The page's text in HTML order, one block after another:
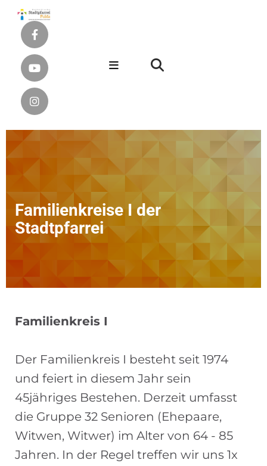
Familienkreise I der
Stadtpfarrei
Familienkreis I
Der Familienkreis I besteht seit 1974
und feiert in diesem Jahr sein
45jähriges Bestehen. Derzeit umfasst
die Gruppe 32 Senioren (Ehepaare,
Witwen, Witwer) im Alter von 64 - 85
Jahren. In der Regel treffen wir uns 1x